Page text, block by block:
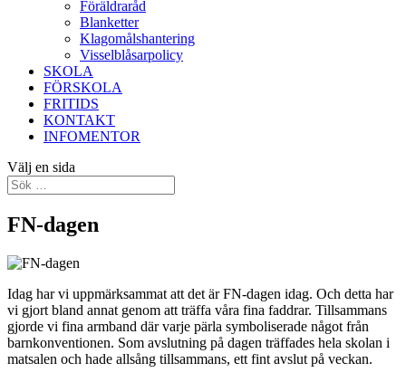
Föräldraråd
Blanketter
Klagomålshantering
Visselblåsarpolicy
SKOLA
FÖRSKOLA
FRITIDS
KONTAKT
INFOMENTOR
Välj en sida
FN-dagen
Idag har vi uppmärksammat att det är FN-dagen idag. Och detta har
vi gjort bland annat genom att träffa våra fina faddrar. Tillsammans
gjorde vi fina armband där varje pärla symboliserade något från
barnkonventionen. Som avslutning på dagen träffades hela skolan i
matsalen och hade allsång tillsammans, ett fint avslut på veckan.